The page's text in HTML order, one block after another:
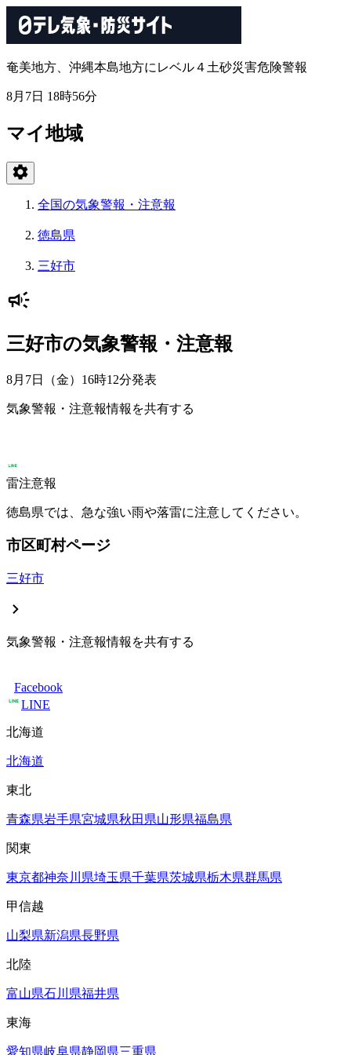
奄美地方、沖縄本島地方にレベル４土砂災害危険警報
8月7日 18時56分
マイ地域
全国の気象警報・注意報
徳島県
三好市
三好市の気象警報・注意報
8月7日（金）16時12分発表
気象警報・注意報情報を共有する
雷注意報
徳島県では、急な強い雨や落雷に注意してください。
市区町村ページ
三好市
気象警報・注意報情報を共有する
Facebook
LINE
北海道
北海道
東北
青森県岩手県宮城県秋田県山形県福島県
関東
東京都神奈川県埼玉県千葉県茨城県栃木県群馬県
甲信越
山梨県新潟県長野県
北陸
富山県石川県福井県
東海
愛知県岐阜県静岡県三重県